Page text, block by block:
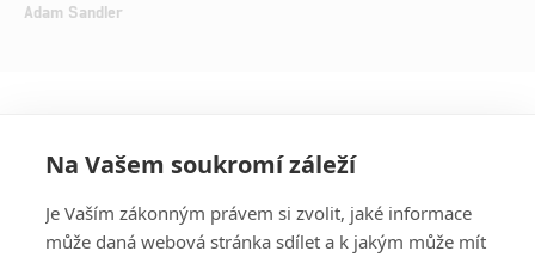
Adam Sandler
Na Vašem soukromí záleží
Je Vaším zákonným právem si zvolit, jaké informace
může daná webová stránka sdílet a k jakým může mít